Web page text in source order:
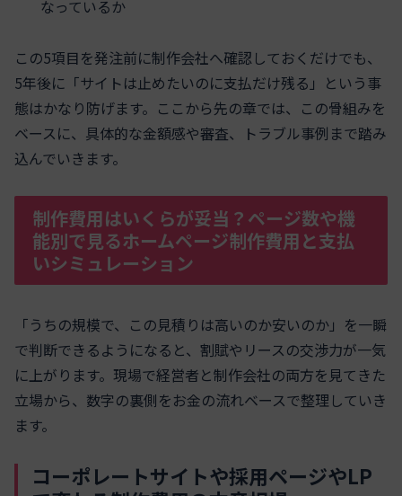
なっているか
この5項目を発注前に制作会社へ確認しておくだけでも、
5年後に「サイトは止めたいのに支払だけ残る」という事
態はかなり防げます。ここから先の章では、この骨組みを
ベースに、具体的な金額感や審査、トラブル事例まで踏み
込んでいきます。
制作費用はいくらが妥当？ページ数や機
能別で見るホームページ制作費用と支払
いシミュレーション
「うちの規模で、この見積りは高いのか安いのか」を一瞬
で判断できるようになると、割賦やリースの交渉力が一気
に上がります。現場で経営者と制作会社の両方を見てきた
立場から、数字の裏側をお金の流れベースで整理していき
ます。
コーポレートサイトや採用ページやLP